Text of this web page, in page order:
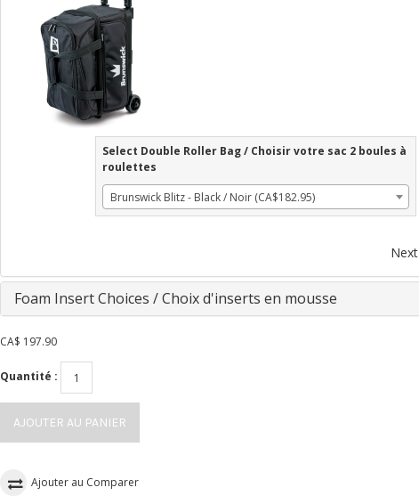
Select Double Roller Bag / Choisir votre sac 2 boules à
roulettes
Brunswick Blitz - Black / Noir (CA$182.95)
Next
Foam Insert Choices / Choix d'inserts en mousse
CA$ 197.90
Quantité :
AJOUTER AU PANIER
Ajouter au Comparer